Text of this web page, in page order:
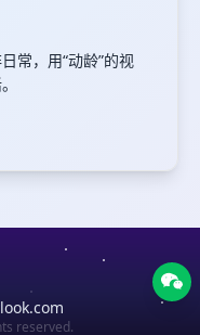
常，用“动龄”的视
reserved.